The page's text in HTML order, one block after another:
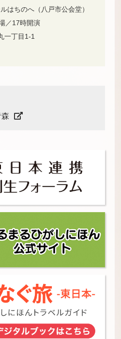
はちのへ（八戸市公会堂）
／17時開演
一丁目1-1